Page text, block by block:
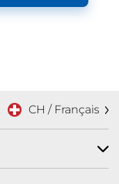
CH / Français